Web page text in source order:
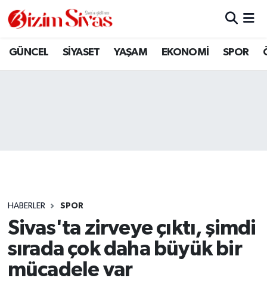
GÜNCEL SİYASET YAŞAM EKONOMİ SPOR
HABERLER SPOR
Sivas'ta zirveye çıktı, şimdi
sırada çok daha büyük bir
mücadele var
ARAMIZDAN AYRILANLAR
GÜNCEL
KÜLTÜR
Sivas Nöbetçi Eczaneler
Son Dakika Haberleri
Haber Arşivi